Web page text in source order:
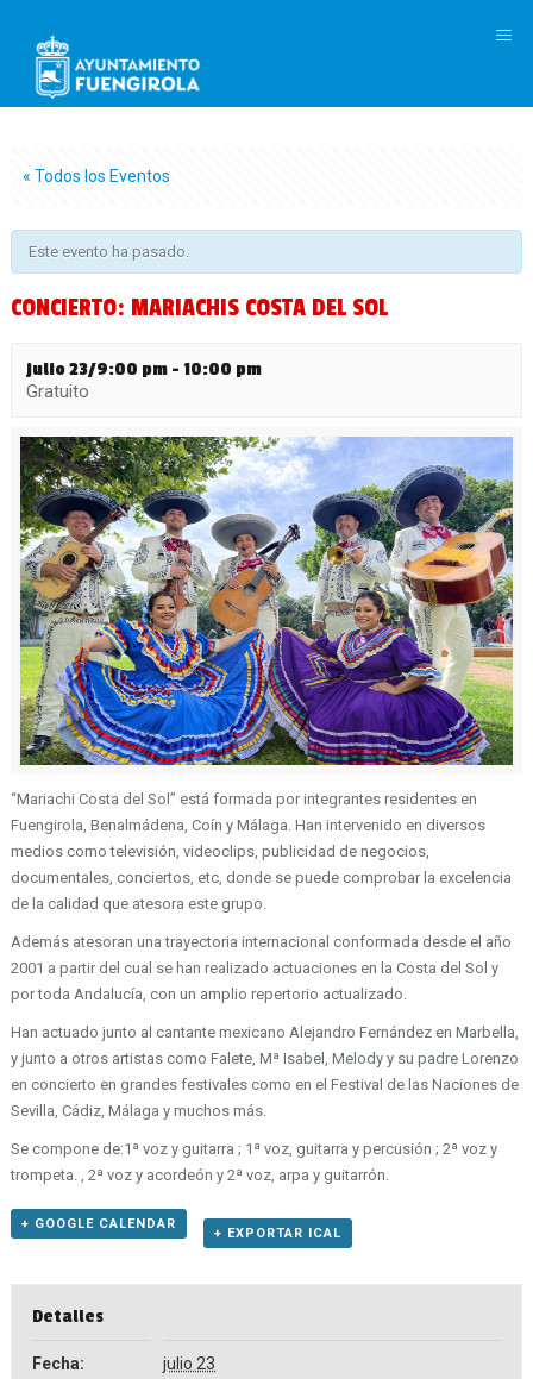
« Todos los Eventos
Este evento ha pasado.
CONCIERTO: MARIACHIS COSTA DEL SOL
julio 23/9:00 pm - 10:00 pm
Gratuito
“Mariachi Costa del Sol” está formada por integrantes residentes en
Fuengirola, Benalmádena, Coín y Málaga. Han intervenido en diversos
medios como televisión, videoclips, publicidad de negocios,
documentales, conciertos, etc, donde se puede comprobar la excelencia
de la calidad que atesora este grupo.
Además atesoran una trayectoria internacional conformada desde el año
2001 a partir del cual se han realizado actuaciones en la Costa del Sol y
por toda Andalucía, con un amplio repertorio actualizado.
Han actuado junto al cantante mexicano Alejandro Fernández en Marbella,
y junto a otros artistas como Falete, Mª Isabel, Melody y su padre Lorenzo
en concierto en grandes festivales como en el Festival de las Naciones de
Sevilla, Cádiz, Málaga y muchos más.
Se compone de:1ª voz y guitarra ; 1ª voz, guitarra y percusión ; 2ª voz y
trompeta. , 2ª voz y acordeón y 2ª voz, arpa y guitarrón.
+ GOOGLE CALENDAR
+ EXPORTAR ICAL
Detalles
Fecha: julio 23